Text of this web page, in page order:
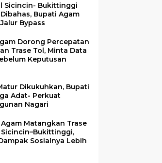
Sicincin- Bukittinggi
Bupati Agam
Bypass
Dorong Percepatan
Trase Tol, Minta Data
Keputusan
Dikukuhkan, Bupati
Adat- Perkuat
Nagari
Matangkan Trase
Sicincin–Bukittinggi,
Sosialnya Lebih